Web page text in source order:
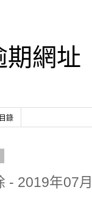
期網址
錄
- 2019年07